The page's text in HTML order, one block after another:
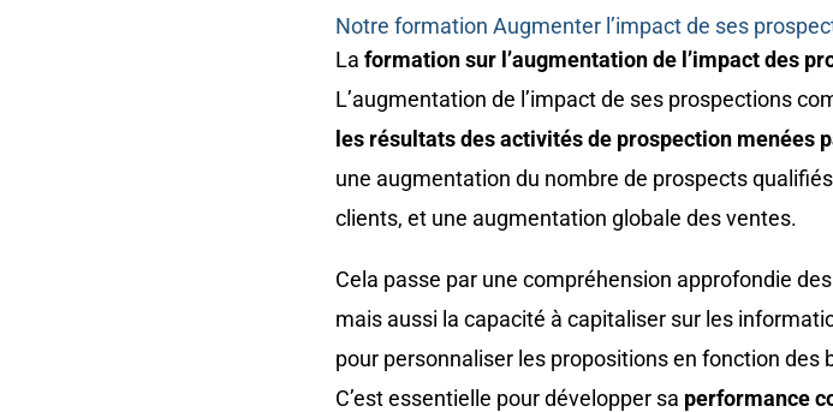
Notre formation Augmenter l’impact de ses
La formation sur l’augmentation de l’impact des
L’augmentation de l’impact de ses prospections
les résultats des activités de prospection menées
une augmentation du nombre de prospects
clients, et une augmentation globale des ventes.
Cela passe par une compréhension approfondie des
mais aussi la capacité à capitaliser sur les
pour personnaliser les propositions en fonction
C’est essentielle pour développer sa performance